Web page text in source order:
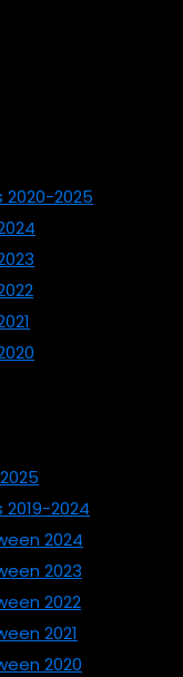
2020-2025
2019-2024
2024
2023
2022
2021
2020